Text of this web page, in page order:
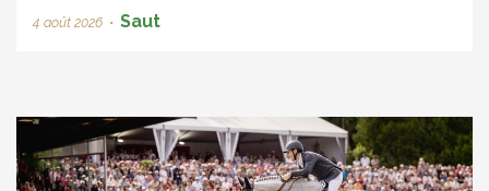
4 août 2026 • Saut